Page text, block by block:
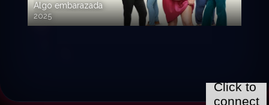
Algo embarazada
2025
720p HD